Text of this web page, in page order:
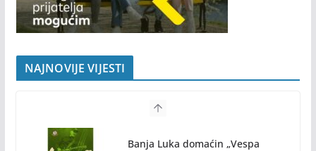
NAJNOVIJE VIJESTI
Banja Luka domaćin „Vespa